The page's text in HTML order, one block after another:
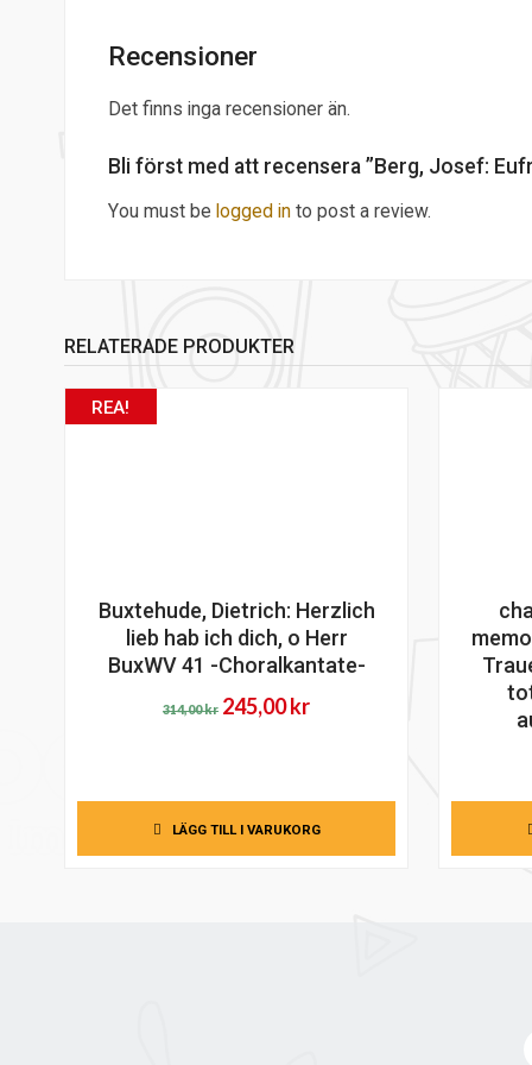
Recensioner
Det finns inga recensioner än.
Bli först med att recensera ”Berg, Josef:
You must be logged into post a review.
RELATERADE PRODUKTER
REA!
Buxtehude, Dietrich: Herzlich
lieb hab ich dich, o Herr
BuxWV 41 -Choralkantate-
314,00kr Det
var:
314,00 kr.
245,00krDet
är:
245,00 kr.
LÄGG TILL I VARUKORG